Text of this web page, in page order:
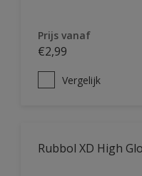
Prijs vanaf
€2,99
Vergelijk
Rubbol XD High